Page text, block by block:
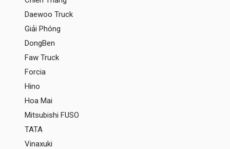
Daewoo Truck
Giải Phóng
DongBen
Faw Truck
Forcia
Hino
Hoa Mai
Mitsubishi FUSO
TATA
Vinaxuki